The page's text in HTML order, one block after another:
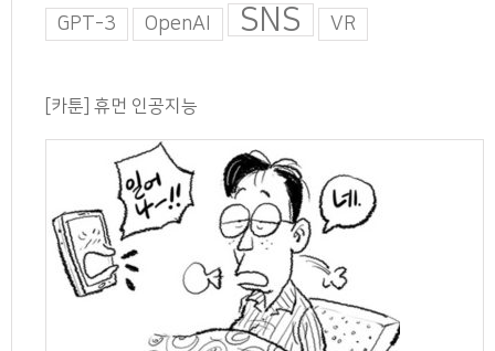
GPT-3 OpenAI SNS VR
[카툰] 휴먼 인공지능